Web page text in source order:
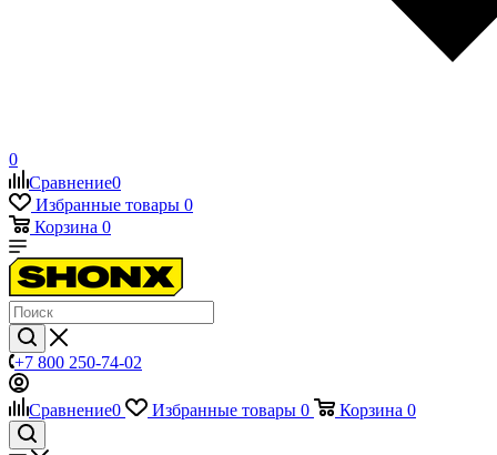
0
Сравнение0
Избранные товары 0
Корзина 0
+7 800 250-74-02
Сравнение0 Избранные товары 0 Корзина 0